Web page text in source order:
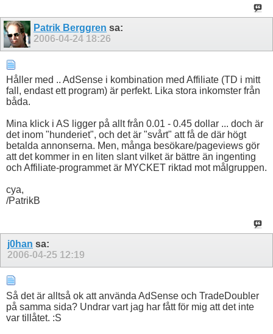
Patrik Berggren sa:
2006-04-24 18:26
Håller med .. AdSense i kombination med Affiliate (TD i mitt
fall, endast ett program) är perfekt. Lika stora inkomster från
båda.
Mina klick i AS ligger på allt från 0.01 - 0.45 dollar ... doch är
det inom "hunderiet", och det är "svårt" att få de där högt
betalda annonserna. Men, många besökare/pageviews gör
att det kommer in en liten slant vilket är bättre än ingenting
och Affiliate-programmet är MYCKET riktad mot målgruppen.
cya,
/PatrikB
j0han sa:
2006-04-25 12:19
Så det är alltså ok att använda AdSense och TradeDoubler
på samma sida? Undrar vart jag har fått för mig att det inte
var tillåtet. :S